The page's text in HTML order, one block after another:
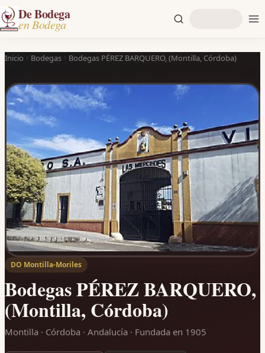
De Bodega
en Bodega
Inicio Bodegas Bodegas PÉREZ BARQUERO, (Montilla, Córdoba)
DO Montilla-Moriles
Bodegas PÉREZ BARQUERO,
(Montilla, Córdoba)
Montilla · Córdoba · Andalucía · Fundada en 1905